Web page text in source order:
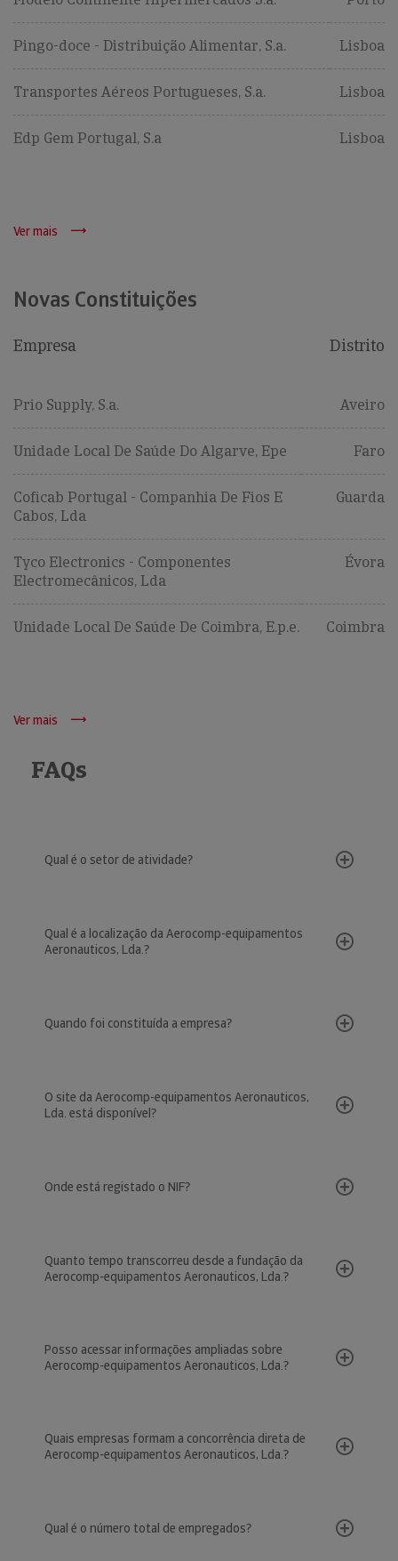
Pingo-doce - Distribuição Alimentar, S.a. Lisboa
Transportes Aéreos Portugueses, S.a. Lisboa
Edp Gem Portugal, S.a Lisboa
Ver mais
Novas Constituições
Empresa Distrito
Prio Supply, S.a. Aveiro
Unidade Local De Saúde Do Algarve, Epe Faro
Coficab Portugal - Companhia De Fios E
Cabos, Lda
Guarda
Tyco Electronics - Componentes
Electromecânicos, Lda
Évora
Unidade Local De Saúde De Coimbra, E.p.e. Coimbra
Ver mais
FAQs
Qual é o setor de atividade?
Qual é a localização da Aerocomp-equipamentos
Aeronauticos, Lda.?
Quando foi constituída a empresa?
O site da Aerocomp-equipamentos Aeronauticos,
Lda. está disponível?
Onde está registado o NIF?
Quanto tempo transcorreu desde a fundação da
Aerocomp-equipamentos Aeronauticos, Lda.?
Posso acessar informações ampliadas sobre
Aerocomp-equipamentos Aeronauticos, Lda.?
Quais empresas formam a concorrência direta de
Aerocomp-equipamentos Aeronauticos, Lda.?
Qual é o número total de empregados?